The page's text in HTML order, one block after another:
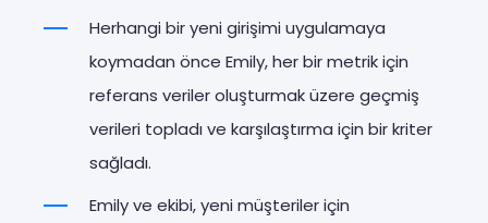
Herhangi bir yeni girişimi uygulamaya
koymadan önce Emily, her bir metrik için
referans veriler oluşturmak üzere geçmiş
verileri topladı ve karşılaştırma için bir kriter
sağladı.
Emily ve ekibi, yeni müşteriler için